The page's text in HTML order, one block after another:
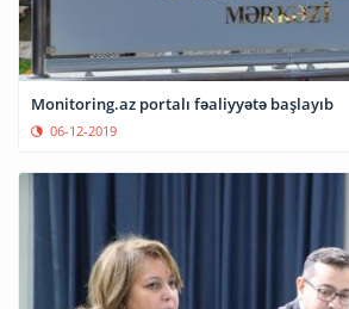
Monitoring.az portalı fəaliyyətə başlayıb
06-12-2019